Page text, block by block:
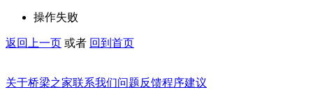
操作失败
返回上一页 或者 回到首页
关于桥梁之家联系我们问题反馈程序建议